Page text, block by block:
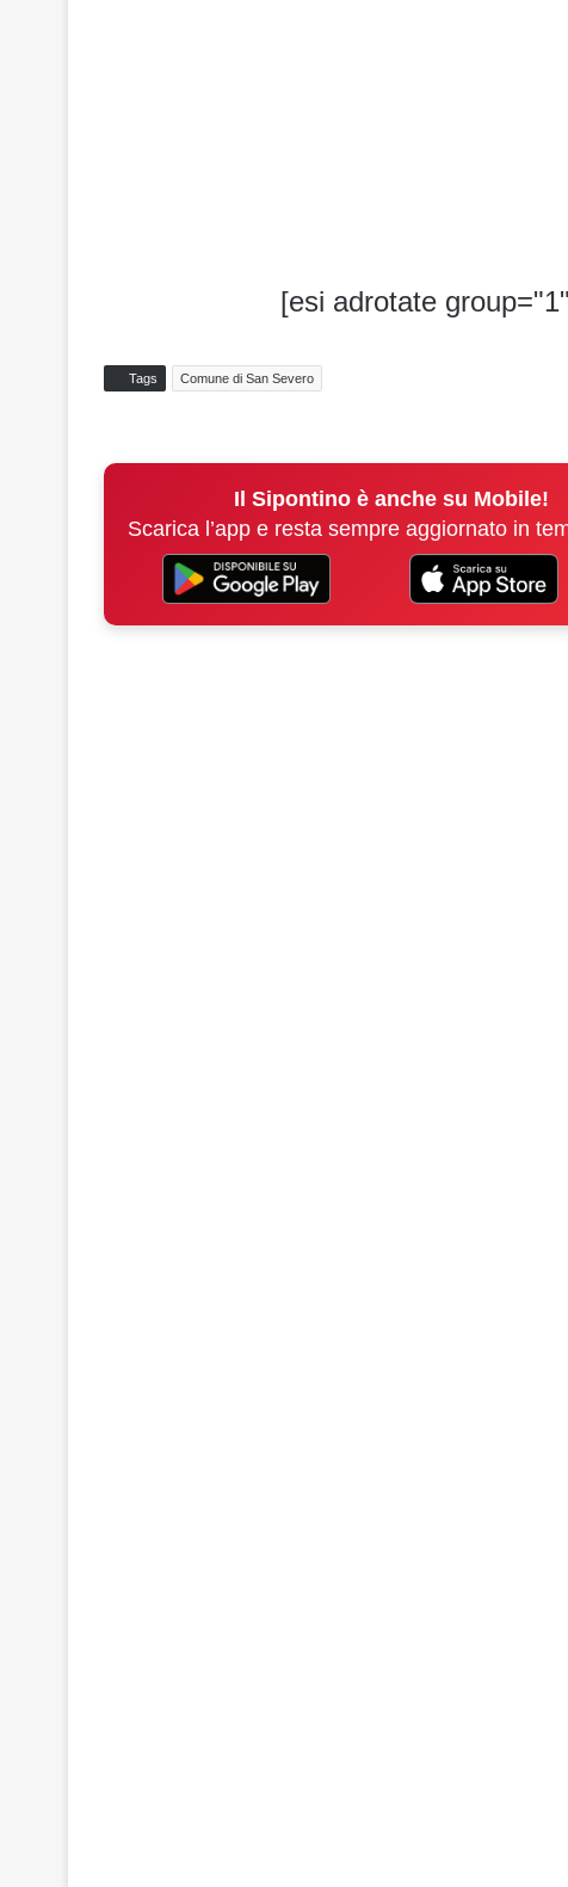
[esi adrotate
Tags Comune di San Severo
Il Sipontino è anche su Mobile!
Scarica l’app e resta sempre aggiornato in